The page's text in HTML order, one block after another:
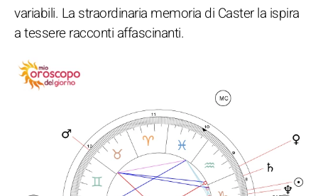
variabili. La straordinaria memoria di Caster la ispira
a tessere racconti affascinanti.